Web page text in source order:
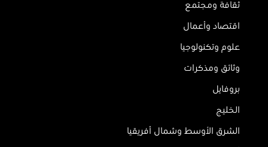
ثقافة ومجتمع
اقتصاد وأعمال
علوم وتكنولوجيا
وثائق ومذكرات
بروفايل
الخليج
الشرق الأوسط وشمال أفريقيا